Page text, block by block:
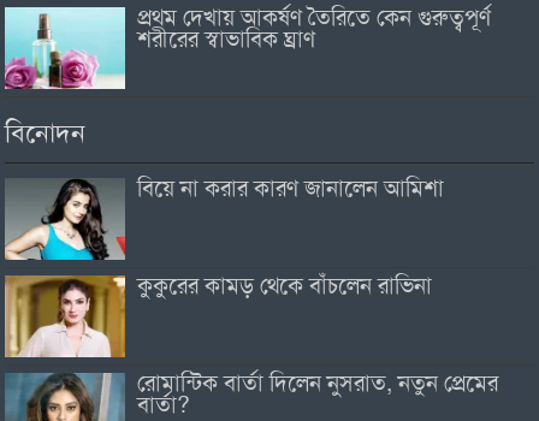
প্রথম দেখায় আকর্ষণ তৈরিতে কেন গুরুত্বপূর্ণ
শরীরের স্বাভাবিক ঘ্রাণ
বিনোদন
বিয়ে না করার কারণ জানালেন আমিশা
কুকুরের কামড় থেকে বাঁচলেন রাভিনা
রোমান্টিক বার্তা দিলেন নুসরাত, নতুন প্রেমের
বার্তা?